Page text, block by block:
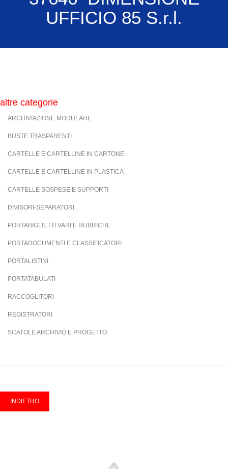
UFFICIO 85 S.r.l.
altre categorie
ARCHIVIAZIONE MODULARE
BUSTE TRASPARENTI
CARTELLE E CARTELLINE IN CARTONE
CARTELLE E CARTELLINE IN PLASTICA
CARTELLE SOSPESE E SUPPORTI
DIVISORI-SEPARATORI
PORTABIGLIETTI VARI E RUBRICHE
PORTADOCUMENTI E CLASSIFICATORI
PORTALISTINI
PORTATABULATI
RACCOGLITORI
REGISTRATORI
SCATOLE ARCHIVIO E PROGETTO